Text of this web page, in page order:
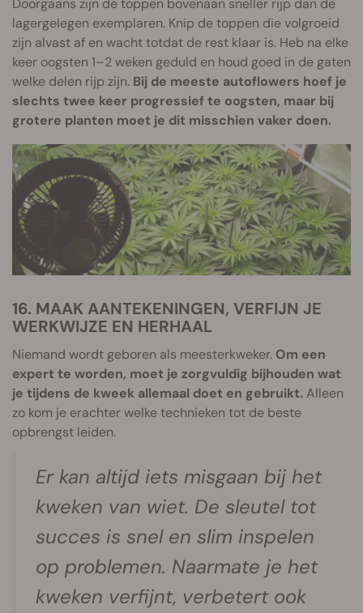
Doorgaans zijn de toppen bovenaan sneller rijp dan de
lagergelegen exemplaren. Knip de toppen die volgroeid
zijn alvast af en wacht totdat de rest klaar is. Heb na elke
keer oogsten 1–2 weken geduld en houd goed in de gaten
welke delen rijp zijn. Bij de meeste autoflowers hoef je
slechts twee keer progressief te oogsten, maar bij
grotere planten moet je dit misschien vaker doen.
16. MAAK AANTEKENINGEN, VERFIJN JE
WERKWIJZE EN HERHAAL
Niemand wordt geboren als meesterkweker. Om een
expert te worden, moet je zorgvuldig bijhouden wat
je tijdens de kweek allemaal doet en gebruikt. Alleen
zo kom je erachter welke technieken tot de beste
opbrengst leiden.
Er kan altijd iets misgaan bij het
kweken van wiet. De sleutel tot
succes is snel en slim inspelen
op problemen. Naarmate je het
kweken verfijnt, verbetert ook